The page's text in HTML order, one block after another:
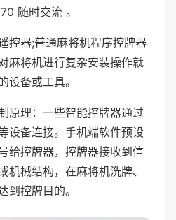
随时交流 。
控器;普通麻将机程序控牌器
麻将机进行复杂安装操作就
设备或工具。
原理：一些智能控牌器通过
设备连接。手机端软件预设
给控牌器，控牌器接收到信
机械结构，在麻将机洗牌、
到控牌目的。